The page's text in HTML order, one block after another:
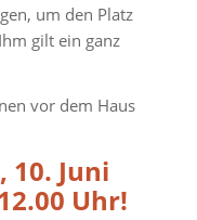
um den Platz
gilt ein ganz
vor dem Haus
10. Juni
Uhr!